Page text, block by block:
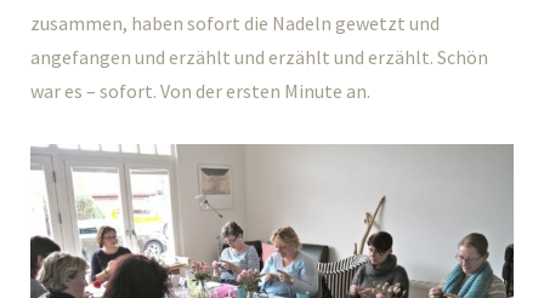
zusammen, haben sofort die Nadeln gewetzt und
angefangen und erzählt und erzählt und erzählt. Schön
war es – sofort. Von der ersten Minute an.